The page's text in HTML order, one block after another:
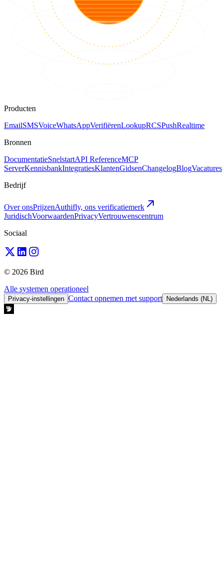
Producten
EmailSMSVoiceWhatsAppVerifiërenLookupRCSPushRealtime
Bronnen
DocumentatieSnelstartAPI ReferenceMCP
ServerKennisbankIntegratiesKlantenGidsenChangelogBlogVacatures
Bedrijf
Over onsPrijzenAuthifly, ons verificatiemerk
JuridischVoorwaardenPrivacyVertrouwenscentrum
Sociaal
© 2026 Bird
Alle systemen operationeel
Privacy-instellingen Contact opnemen met support Nederlands (NL)